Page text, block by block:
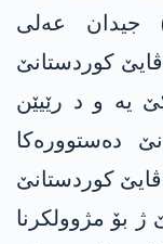
جیدان عەلی
کوردستانێ
یە و د رێیێن
دەستوورەکا
کوردستانێ
ژ بۆ مژوولکرنا